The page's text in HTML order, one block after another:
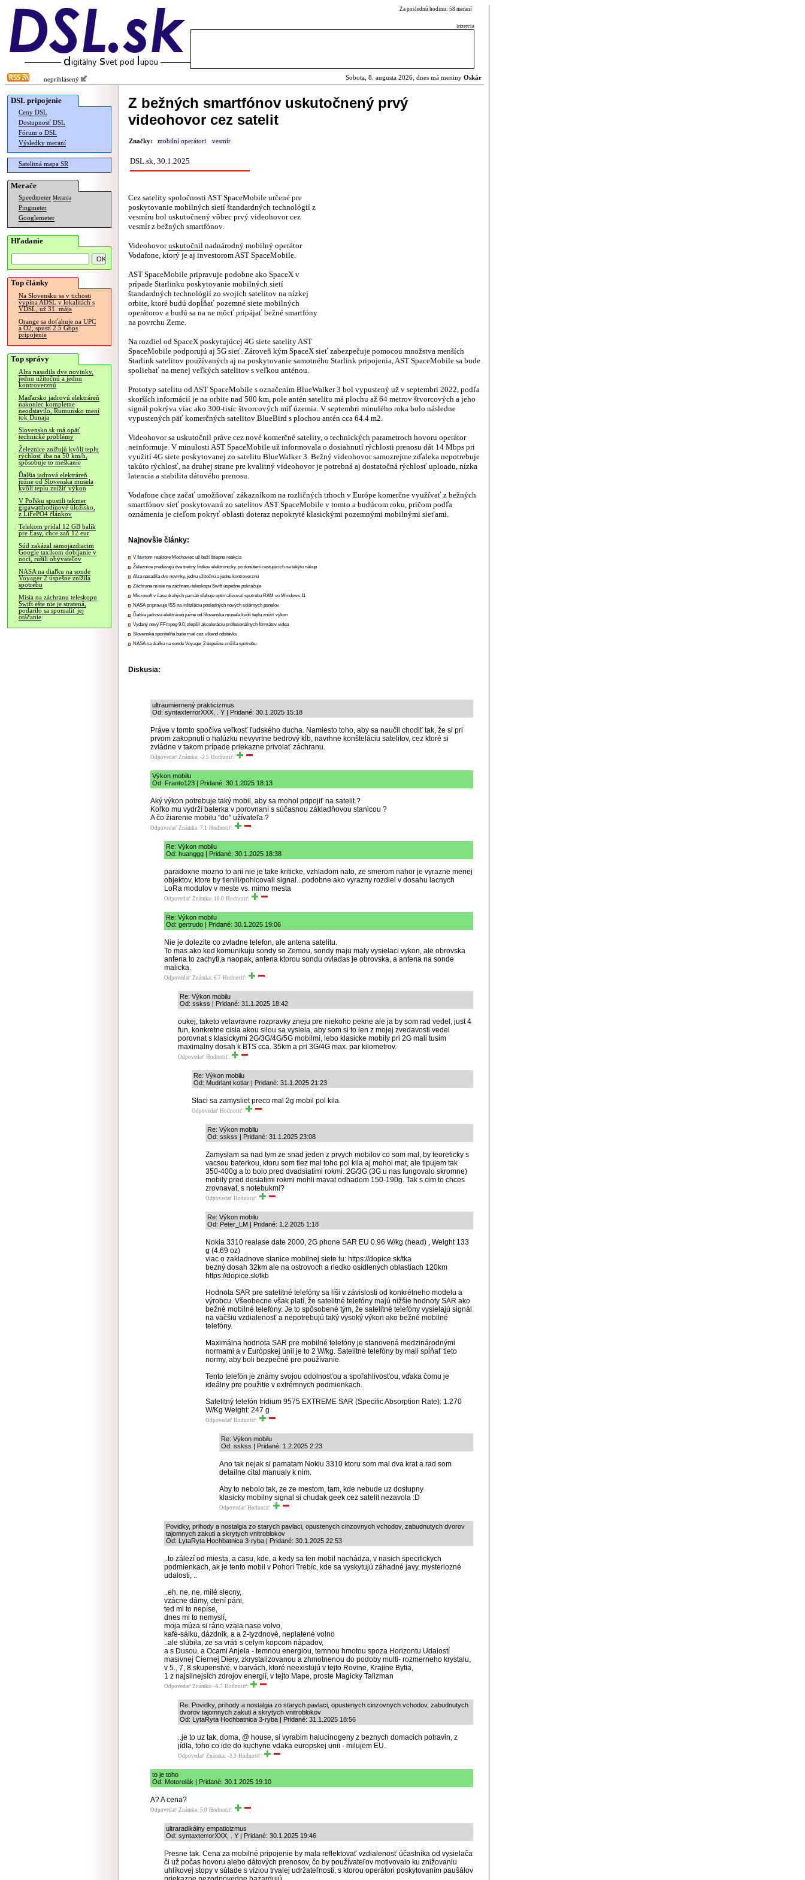
Za poslednú hodinu: 58 meraní
inzercia
neprihlásený Sobota, 8. augusta 2026, dnes má meniny Oskár
DSL pripojenie
Ceny DSL
Dostupnosť DSL
Fórum o DSL
Výsledky meraní
Satelitná mapa SR
Merače
Speedmeter Merania
Pingmeter
Googlemeter
Hľadanie
Top články
Na Slovensku sa v tichosti
vypína ADSL v lokalitách s
VDSL, už 31. mája
Orange sa doťahuje na UPC
a O2, spustí 2.5 Gbps
pripojenie
Top správy
Alza nasadila dve novinky,
jednu užitočnú a jednu
kontroverznú
Maďarsko jadrovú elektráreň
nakoniec kompletne
neodstavilo, Rumunsko mení
tok Dunaja
Slovensko.sk má opäť
technické problémy
Železnice znižujú kvôli teplu
rýchlosť iba na 50 km/h,
spôsobuje to meškanie
Ďalšia jadrová elektráreň
južne od Slovenska musela
kvôli teplu znížiť výkon
V Poľsku spustili takmer
gigawatthodinové úložisko,
z LiFePO4 článkov
Telekom pridal 12 GB balík
pre Easy, chce zaň 12 eur
Súd zakázal samojazdiacim
Google taxíkom dobíjanie v
noci, rušili obyvateľov
NASA na diaľku na sonde
Voyager 2 úspešne znížila
spotrebu
Misia na záchranu teleskopu
Swift ešte nie je stratená,
podarilo sa spomaliť jej
otáčanie
Z bežných smartfónov uskutočnený prvý
videohovor cez satelit
Značky: mobilní operátori vesmír
DSL.sk, 30.1.2025
Cez satelity spoločnosti AST SpaceMobile určené pre
poskytovanie mobilných sietí štandardných technológií z
vesmíru bol uskutočnený vôbec prvý videohovor cez
vesmír z bežných smartfónov.
Videohovoruskutočnil nadnárodný mobilný operátor
Vodafone, ktorý je aj investorom AST SpaceMobile.
AST SpaceMobile pripravuje podobne ako SpaceX v
prípade Starlinku poskytovanie mobilných sietí
štandardných technológií zo svojich satelitov na nízkej
orbite, ktoré budú dopĺňať pozemné siete mobilných
operátorov a budú sa na ne môcť pripájať bežné smartfóny
na povrchu Zeme.
Na rozdiel od SpaceX poskytujúcej 4G siete satelity AST
SpaceMobile podporujú aj 5G sieť. Zároveň kým SpaceX sieť zabezpečuje pomocou množstva menších
Starlink satelitov používaných aj na poskytovanie samotného Starlink pripojenia, AST SpaceMobile sa bude
spoliehať na menej veľkých satelitov s veľkou anténou.
Prototyp satelitu od AST SpaceMobile s označením BlueWalker 3 bol vypustený už v septembri 2022, podľa
skorších informácií je na orbite nad 500 km, pole antén satelitu má plochu až 64 metrov štvorcových a jeho
signál pokrýva viac ako 300-tisíc štvorcových míľ územia. V septembri minulého roka bolo následne
vypustených päť komerčných satelitov BlueBird s plochou antén cca 64.4 m2.
Videohovor sa uskutočnil práve cez nové komerčné satelity, o technických parametroch hovoru operátor
neinformuje. V minulosti AST SpaceMobile už informovala o dosiahnutí rýchlosti prenosu dát 14 Mbps pri
využití 4G siete poskytovanej zo satelitu BlueWalker 3. Bežný videohovor samozrejme zďaleka nepotrebuje
takúto rýchlosť, na druhej strane pre kvalitný videohovor je potrebná aj dostatočná rýchlosť uploadu, nízka
latencia a stabilita dátového prenosu.
Vodafone chce začať umožňovať zákazníkom na rozličných trhoch v Európe komerčne využívať z bežných
smartfónov sieť poskytovanú zo satelitov AST SpaceMobile v tomto a budúcom roku, pričom podľa
oznámenia je cieľom pokryť oblasti doteraz nepokryté klasickými pozemnými mobilnými sieťami.
Najnovšie články:
V štvrtom reaktore Mochoviec už beží štiepna reakcia
Železnice predávajú dve tretiny lístkov elektronicky, po donútení cestujúcich na takýto nákup
Alza nasadila dve novinky, jednu užitočnú a jednu kontroverznú
Záchrana misie na záchranu teleskopu Swift úspešne pokračuje
Microsoft v čase drahých pamätí sľubuje optimalizovať spotrebu RAM vo Windows 11
NASA pripravuje ISS na inštaláciu posledných nových solárnych panelov
Ďalšia jadrová elektráreň južne od Slovenska musela kvôli teplu znížiť výkon
Vydaný nový FFmpeg 9.0, zlepšil akceleráciu profesionálnych formátov videa
Slovenská sporiteľňa bude mať cez víkend odstávku
NASA na diaľku na sonde Voyager 2 úspešne znížila spotrebu
Diskusia:
ultraumiernený prakticizmus
Od: syntaxterrorXXX, . Y | Pridané: 30.1.2025 15:18
Práve v tomto spočíva veľkosť ľudského ducha. Namiesto toho, aby sa naučil chodiť tak, že si pri
prvom zakopnutí o halúzku nevyvrtne bedrový kĺb, navrhne konšteláciu satelitov, cez ktoré si
zvládne v takom prípade priekazne privolať záchranu.
Odpovedať Známka: -2.5 Hodnotiť:
Výkon mobilu
Od: Franto123 | Pridané: 30.1.2025 18:13
Aký výkon potrebuje taký mobil, aby sa mohol pripojiť na satelit ?
Koľko mu vydrží baterka v porovnaní s súčasnou základňovou stanicou ?
A čo žiarenie mobilu "do" užívateľa ?
Odpovedať Známka: 7.1 Hodnotiť:
Re: Výkon mobilu
Od: huanggg | Pridané: 30.1.2025 18:38
paradoxne mozno to ani nie je take kriticke, vzhladom nato, ze smerom nahor je vyrazne menej
objektov, ktore by tienili/pohlcovali signal...podobne ako vyrazny rozdiel v dosahu lacnych
LoRa modulov v meste vs. mimo mesta
Odpovedať Známka: 10.0 Hodnotiť:
Re: Výkon mobilu
Od: gertrudo | Pridané: 30.1.2025 19:06
Nie je dolezite co zvladne telefon, ale antena satelitu.
To mas ako ked komunikuju sondy so Zemou, sondy maju maly vysielaci vykon, ale obrovska
antena to zachyti,a naopak, antena ktorou sondu ovladas je obrovska, a antena na sonde
malicka.
Odpovedať Známka: 6.7 Hodnotiť:
Re: Výkon mobilu
Od: sskss | Pridané: 31.1.2025 18:42
oukej, taketo velavravne rozpravky zneju pre niekoho pekne ale ja by som rad vedel, just 4
fun, konkretne cisla akou silou sa vysiela, aby som si to len z mojej zvedavosti vedel
porovnat s klasickymi 2G/3G/4G/5G mobilmi, lebo klasicke mobily pri 2G mali tusim
maximalny dosah k BTS cca. 35km a pri 3G/4G max. par kilometrov.
Odpovedať Hodnotiť:
Re: Výkon mobilu
Od: Mudrlant kotlar | Pridané: 31.1.2025 21:23
Staci sa zamysliet preco mal 2g mobil pol kila.
Odpovedať Hodnotiť:
Re: Výkon mobilu
Od: sskss | Pridané: 31.1.2025 23:08
Zamyslam sa nad tym ze snad jeden z prvych mobilov co som mal, by teoreticky s
vacsou baterkou, ktoru som tiez mal toho pol kila aj mohol mat, ale tipujem tak
350-400g a to bolo pred dvadsiatimi rokmi. 2G/3G (3G u nas fungovalo skromne)
mobily pred desiatimi rokmi mohli mavat odhadom 150-190g. Tak s cim to chces
zrovnavat, s notebukmi?
Odpovedať Hodnotiť:
Re: Výkon mobilu
Od: Peter_LM | Pridané: 1.2.2025 1:18
Nokia 3310 realase date 2000, 2G phone SAR EU 0.96 W/kg (head) , Weight 133
g (4.69 oz)
viac o zakladnove stanice mobilnej siete tu: https://dopice.sk/tka
bezný dosah 32km ale na ostrovoch a riedko osídlených oblastiach 120km
https://dopice.sk/tkb
Hodnota SAR pre satelitné telefóny sa líši v závislosti od konkrétneho modelu a
výrobcu. Všeobecne však platí, že satelitné telefóny majú nižšie hodnoty SAR ako
bežné mobilné telefóny. Je to spôsobené tým, že satelitné telefóny vysielajú signál
na väčšiu vzdialenosť a nepotrebujú taký vysoký výkon ako bežné mobilné
telefóny.
Maximálna hodnota SAR pre mobilné telefóny je stanovená medzinárodnými
normami a v Európskej únii je to 2 W/kg. Satelitné telefóny by mali spĺňať tieto
normy, aby boli bezpečné pre používanie.
Tento telefón je známy svojou odolnosťou a spoľahlivosťou, vďaka čomu je
ideálny pre použitie v extrémnych podmienkach.
Satelitný telefón Iridium 9575 EXTREME SAR (Specific Absorption Rate): 1.270
W/Kg Weight: 247 g
Odpovedať Hodnotiť:
Re: Výkon mobilu
Od: sskss | Pridané: 1.2.2025 2:23
Ano tak nejak si pamatam Nokiu 3310 ktoru som mal dva krat a rad som
detailne cital manualy k nim.
Aby to nebolo tak, ze ze mestom, tam, kde nebude uz dostupny
klasicky mobilny signal si chudak geek cez satelit nezavola :D
Odpovedať Hodnotiť:
Povidky, prihody a nostalgia zo starych pavlaci, opustenych cinzovnych vchodov, zabudnutych dvorov
tajomnych zakuti a skrytych vnitroblokov
Od: LytaRyta Hochbatnica 3-ryba | Pridané: 30.1.2025 22:53
..to zálezí od miesta, a casu, kde, a kedy sa ten mobil nachádza, v nasich specifickych
podmienkach, ak je tento mobil v Pohorí Trebíc, kde sa vyskytujú záhadné javy, mysteriozné
udalosti, ..
..eh, ne, ne, milé slecny,
vzácne dámy, ctení páni,
ted mi to nepíse,
dnes mi to nemyslí,
moja múza si ráno vzala nase volvo,
kafé-sálku, dázdnik, a a 2-tyzdnové, neplatené volno
..ale slúbila, ze sa vráti s celym kopcom nápadov,
a s Dusou, a Ocami Anjela - temnou energiou, temnou hmotou spoza Horizontu Udalostí
masivnej Ciernej Diery, zkrystalizovanou a zhmotnenou do podoby multi- rozmerneho krystalu,
v 5., 7, 8.skupenstve, v barvách, ktoré neexistujú v tejto Rovine, Krajine Bytia,
1 z najsilnejsích zdrojov energií, v tejto Mape, proste Magicky Talizman
Odpovedať Známka: -6.7 Hodnotiť:
Re: Povidky, prihody a nostalgia zo starych pavlaci, opustenych cinzovnych vchodov, zabudnutych
dvorov tajomnych zakuti a skrytych vnitroblokov
Od: LytaRyta Hochbatnica 3-ryba | Pridané: 31.1.2025 18:56
..je to uz tak, doma, @ house, si vyrabim halucinogeny z beznych domacich potravin, z
jídla, toho co ide do kuchyne vdaka europskej unii - milujem EU.
Odpovedať Známka: -3.3 Hodnotiť:
to je toho
Od: Motorolák | Pridané: 30.1.2025 19:10
A? A cena?
Odpovedať Známka: 5.0 Hodnotiť:
ultraradikálny empaticizmus
Od: syntaxterrorXXX, . Y | Pridané: 30.1.2025 19:46
Presne tak. Cena za mobilné pripojenie by mala reflektovať vzdialenosť účastníka od vysielača
či už počas hovoru alebo dátových prenosov, čo by používateľov motivovalo ku znižovaniu
uhlíkovej stopy v súlade s víziou trvalej udržateľnosti, s ktorou operátori poskytovaním paušálov